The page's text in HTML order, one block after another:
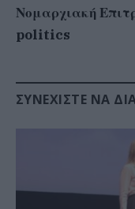
Νομαρχιακή
politics
ΣΥΝΕΧΊΣΤΕ ΝΑ